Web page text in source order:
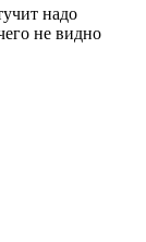
надо
не видно